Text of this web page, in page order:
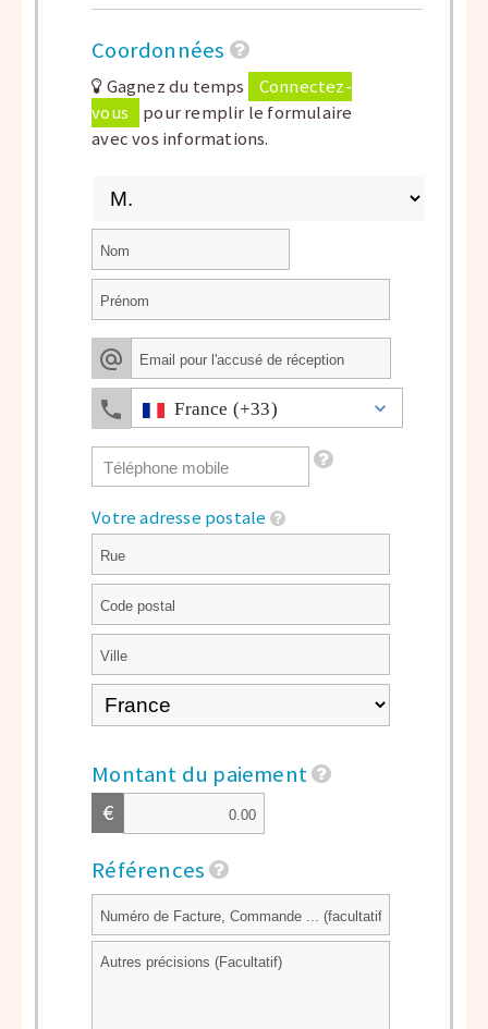
Coordonnées
Gagnez du temps
Connectez-
vous
pour remplir le formulaire
avec vos informations.
France (+33)
Votre adresse postale
Montant du paiement
€
Références